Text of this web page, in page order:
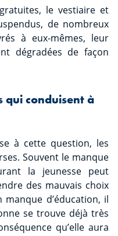
le vestiaire et
de nombreux
à eux-mêmes, leur
dégradées de façon
qui conduisent à
à cette question, les
Souvent le manque
la jeunesse peut
des mauvais choix
d’éducation, il
se trouve déjà très
qu’elle aura